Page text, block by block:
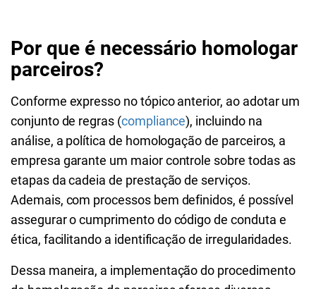
Por que é necessário homologar
parceiros?
Conforme expresso no tópico anterior, ao adotar um
conjunto de regras (compliance), incluindo na
análise, a política de homologação de parceiros, a
empresa garante um maior controle sobre todas as
etapas da cadeia de prestação de serviços.
Ademais, com processos bem definidos, é possível
assegurar o cumprimento do código de conduta e
ética, facilitando a identificação de irregularidades.
Dessa maneira, a implementação do procedimento